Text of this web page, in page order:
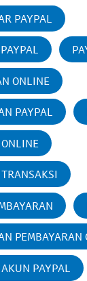
PAYPAL
ONLINE
PAYPAL
PEMBAYARAN
PAYPAL